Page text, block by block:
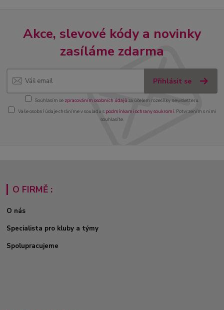
Akce, slevové kódy a novinky
zasíláme zdarma
Přihlásit se
Souhlasím se zpracováním osobních údajůza účelem rozesílky newsletteru.
Vaše osobní údaje chráníme v souladu s podmínkami ochrany soukromí. Potvrzením s nimi
souhlasíte.
O FIRMĚ :
O nás
Specialista pro kluby a týmy
Spolupracujeme